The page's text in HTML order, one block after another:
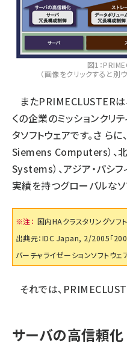
図1：
（画像をクリックすると別
またPRIMECLUSTERは
くの企業のミッションクリ
タソフトウェアです。さ ら
Siemens Computers）、
Systems）、アジア・パシフ
実績を持つグローバルなソ
※注： 国内HAクラスタリングソフ
出典元：IDC Japan, 2/2005「
バーチャライゼーションソフトウェ
それでは、
サーバの高信頼化